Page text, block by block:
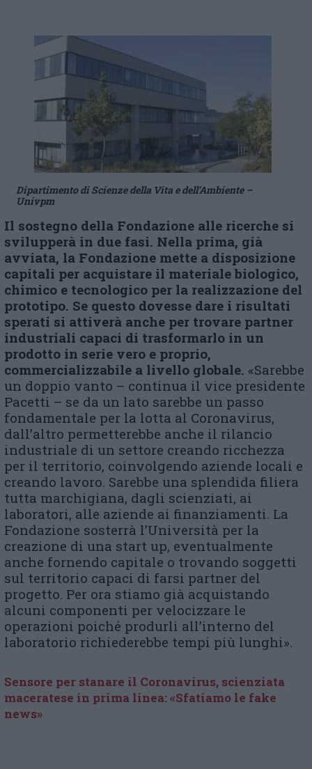
Dipartimento di Scienze della Vita e dell’Ambiente –
Univpm
Il sostegno della Fondazione alle ricerche si
svilupperà in due fasi. Nella prima, già
avviata, la Fondazione mette a disposizione
capitali per acquistare il materiale biologico,
chimico e tecnologico per la realizzazione del
prototipo. Se questo dovesse dare i risultati
sperati si attiverà anche per trovare partner
industriali capaci di trasformarlo in un
prodotto in serie vero e proprio,
commercializzabile a livello globale. «Sarebbe
un doppio vanto – continua il vice presidente
Pacetti – se da un lato sarebbe un passo
fondamentale per la lotta al Coronavirus,
dall’altro permetterebbe anche il rilancio
industriale di un settore creando ricchezza
per il territorio, coinvolgendo aziende locali e
creando lavoro. Sarebbe una splendida filiera
tutta marchigiana, dagli scienziati, ai
laboratori, alle aziende ai finanziamenti. La
Fondazione sosterrà l’Università per la
creazione di una start up, eventualmente
anche fornendo capitale o trovando soggetti
sul territorio capaci di farsi partner del
progetto. Per ora stiamo già acquistando
alcuni componenti per velocizzare le
operazioni poiché produrli all’interno del
laboratorio richiederebbe tempi più lunghi».
Sensore per stanare il Coronavirus, scienziata
maceratese in prima linea: «Sfatiamo le fake
news»